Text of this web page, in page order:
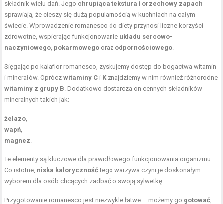
składnik wielu dań. Jego chrupiąca tekstura i orzechowy zapach
sprawiają, że cieszy się dużą popularnością w kuchniach na całym
świecie. Wprowadzenie romanesco do diety przynosi liczne korzyści
zdrowotne, wspierając funkcjonowanie układu sercowo-
naczyniowego, pokarmowego oraz odpornościowego.
Sięgając po kalafior romanesco, zyskujemy dostęp do bogactwa witamin
i minerałów. Opróczwitaminy C i K znajdziemy w nim również różnorodne
witaminy z grupy B. Dodatkowo dostarcza on cennych składników
mineralnych takich jak:
żelazo,
wapń,
magnez.
Te elementy są kluczowe dla prawidłowego funkcjonowania organizmu.
Co istotne, niska kalorycznośćtego warzywa czyni je doskonałym
wyborem dla osób chcących zadbać o swoją sylwetkę.
Przygotowanie romanesco jest niezwykle łatwe – możemy go gotować,